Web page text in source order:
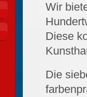
Wir
Diese
Die